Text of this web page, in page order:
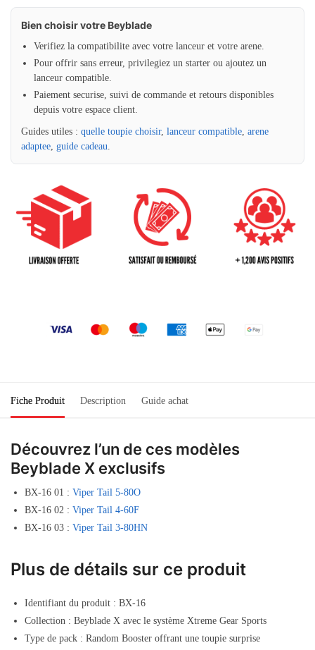
Bien choisir votre Beyblade
Verifiez la compatibilite avec votre lanceur et votre arene.
Pour offrir sans erreur, privilegiez un starter ou ajoutez un
lanceur compatible.
Paiement securise, suivi de commande et retours disponibles
depuis votre espace client.
Guides utiles : quelle toupie choisir, lanceur compatible arene
adaptee guide cadeau
Fiche Produit Description Guide achat
Découvrez l’un de ces modèles
Beyblade X exclusifs
BX-16 01 : Viper Tail 5-80O
BX-16 02 : Viper Tail 4-60F
BX-16 03 : Viper Tail 3-80HN
Plus de détails sur ce produit
Identifiant du produit : BX-16
Collection : Beyblade X avec le système Xtreme Gear Sports
Type de pack : Random Booster offrant une toupie surprise